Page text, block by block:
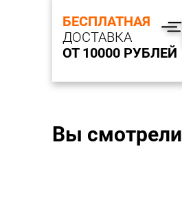
БЕСПЛАТНАЯ
ДОСТАВКА
ОТ 10000 РУБЛЕЙ
Вы смотрели